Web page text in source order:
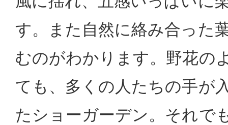
す。また自然に絡み合った
むのがわかります。野花の
ても、多くの人たちの手が
たショーガーデン。それで